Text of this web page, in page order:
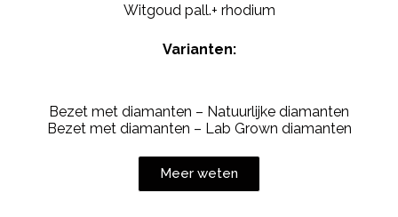
Witgoud pall.+ rhodium
Varianten:
Bezet met diamanten – Natuurlijke diamanten
Bezet met diamanten – Lab Grown diamanten
Meer weten